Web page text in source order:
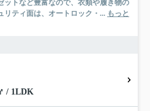
ットなど豊富なので、衣類や履き物の
リティ面は、オートロック・... もっと
/ 1LDK